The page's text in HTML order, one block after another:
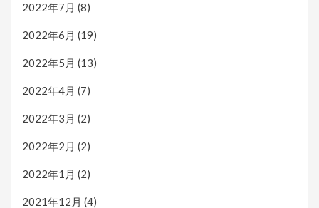
2022年7月 (8)
2022年6月 (19)
2022年5月 (13)
2022年4月 (7)
2022年3月 (2)
2022年2月 (2)
2022年1月 (2)
2021年12月 (4)